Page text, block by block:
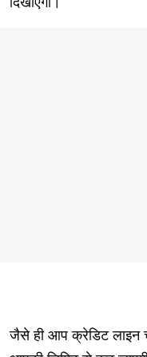
जैसे ही आप क्रेडिट लाइन